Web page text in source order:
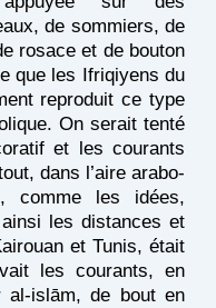
de sommiers, de
rosace et de bouton
que les Ifriqiyens du
reproduit ce type
On serait tenté
et les courants
dans l’aire arabo-
comme les idées,
les distances et
et Tunis, était
les courants, en
al-islām, de bout en